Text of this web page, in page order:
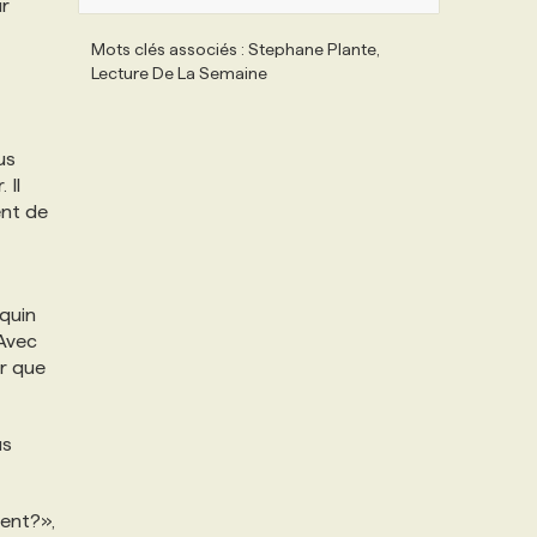
Il
de
que
Mots clés associés : Stephane Plante,
Lecture De La Semaine